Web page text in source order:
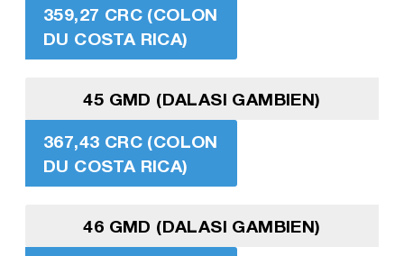
359,27 CRC (COLON
DU COSTA RICA)
45 GMD (DALASI GAMBIEN)
367,43 CRC (COLON
DU COSTA RICA)
46 GMD (DALASI GAMBIEN)